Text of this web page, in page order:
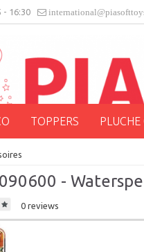
- 16:30
TOPPERS PLUCHE
-
0 reviews